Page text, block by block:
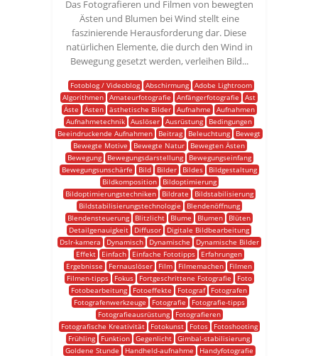
Das Fotografieren und Filmen von bewegten
Ästen und Blumen bei Wind stellt eine
faszinierende Herausforderung dar. Diese
natürlichen Elemente, die durch den Wind in
Bewegung gesetzt werden, verleihen Bild...
Fotoblog / Videoblog Abschirmung
Adobe Lightroom
Algorithmen Amateurfotografie Anfängerfotografie
Ast
Äste
Ästen ästhetische Bilder Aufnahme
Aufnahmen
Aufnahmetechnik Auslöser Ausrüstung
Bedingungen
Beeindruckende Aufnahmen
Beitrag Beleuchtung
Bewegt
Bewegte Motive
Bewegte Natur
Bewegten Ästen
Bewegung
Bewegungsdarstellung
Bewegungseinfang
Bewegungsunschärfe
Bild Bilder Bildes
Bildgestaltung
Bildkomposition
Bildoptimierung
Bildoptimierungstechniken
Bildrate
Bildstabilisierung
Bildstabilisierungstechnologie
Blendenöffnung
Blendensteuerung
Blitzlicht Blume Blumen
Blüten
Detailgenauigkeit
Diffusor
Digitale Bildbearbeitung
Dslr-kamera
Dynamisch Dynamische
Dynamische Bilder
Effekt
Einfach Einfache Fototipps
Erfahrungen
Ergebnisse
Fernauslöser Film Filmemachen
Filmen
Filmen-tipps
Fokus Fortgeschrittene Fotografie
Foto
Fotobearbeitung
Fotoeffekte Fotograf
Fotografen
Fotografenwerkzeuge
Fotografie
Fotografie-tipps
Fotografieausrüstung
Fotografieren
Fotografische Kreativität
Fotokunst Fotos
Fotoshooting
Frühling
Funktion Gegenlicht Gimbal-stabilisierung
Goldene Stunde
Handheld-aufnahme
Handyfotografie